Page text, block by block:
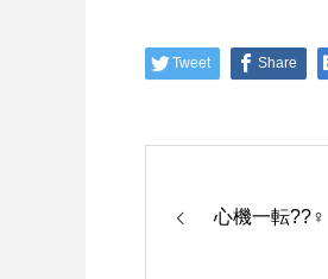
Tweet Share
心機一転??️‍♀️